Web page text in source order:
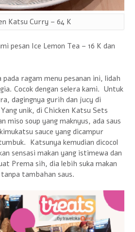
Katsu Curry – 64 K
pesan Ice Lemon Tea – 16 K dan
ragam menu pesanan ini, lidah
Cocok dengan selera kami. Untuk
dagingnya gurih dan jucy di
unik, di Chicken Katsu Sets
miso soup yang maknyus, ada saus
sauce yang dicampur
Katsunya kemudian dicocol
sensasi makan yang istimewa dan
Prema sih, dia lebih suka makan
tambahan saus.